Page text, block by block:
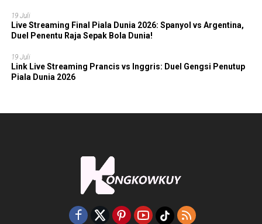
19 Juli
Live Streaming Final Piala Dunia 2026: Spanyol vs Argentina,
Duel Penentu Raja Sepak Bola Dunia!
19 Juli
Link Live Streaming Prancis vs Inggris: Duel Gengsi Penutup
Piala Dunia 2026